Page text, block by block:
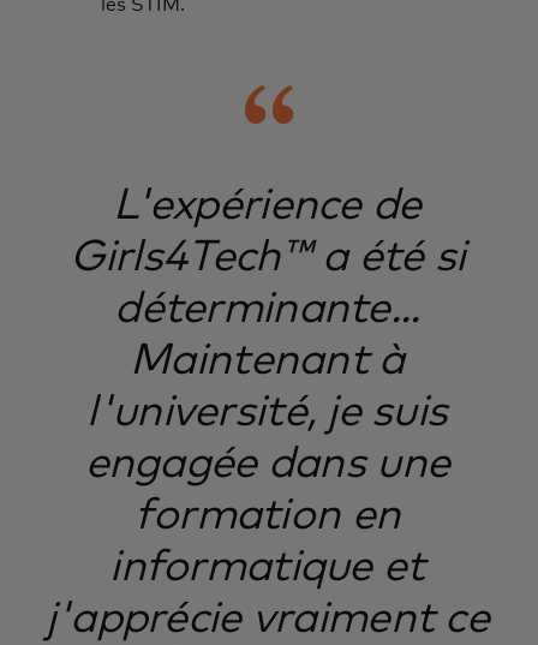
les STIM.
L'expérience de
Girls4Tech™ a été si
déterminante...
Maintenant à
l'université, je suis
engagée dans une
formation en
informatique et
j'apprécie vraiment ce